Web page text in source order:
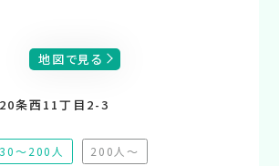
地図で見る
条西11丁目2-3
30～200人
200人～